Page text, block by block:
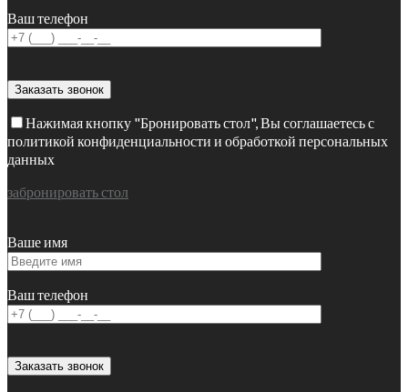
Ваш телефон
Нажимая кнопку "Бронировать стол", Вы соглашаетесь с
политикой конфиденциальности и обработкой персональных
данных
забронировать стол
Ваше имя
Ваш телефон